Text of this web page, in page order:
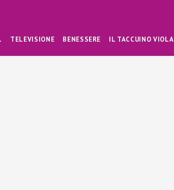
TELEVISIONE BENESSERE IL TACCUINO VIOLA